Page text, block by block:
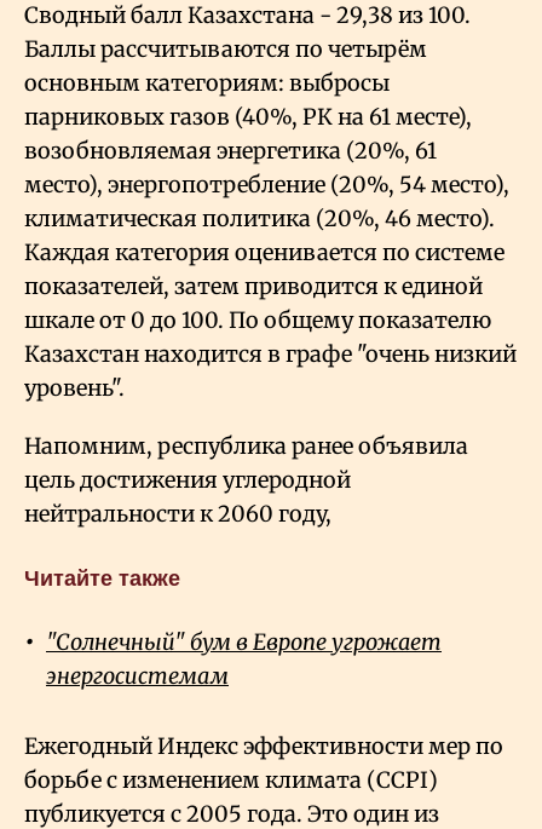
Сводный балл Казахстана - 29,38 из 100.
Баллы рассчитываются по четырём
основным категориям: выбросы
парниковых газов (40%, РК на 61 месте),
возобновляемая энергетика (20%, 61
место), энергопотребление (20%, 54 место),
климатическая политика (20%, 46 место).
Каждая категория оценивается по системе
показателей, затем приводится к единой
шкале от 0 до 100. По общему показателю
Казахстан находится в графе "очень низкий
уровень".
Напомним, республика ранее объявила
цель достижения углеродной
нейтральности к 2060 году,
Читайте также
"Солнечный" бум в Европе угрожает
энергосистемам
Ежегодный Индекс эффективности мер по
борьбе с изменением климата (CCPI)
публикуется с 2005 года. Это один из